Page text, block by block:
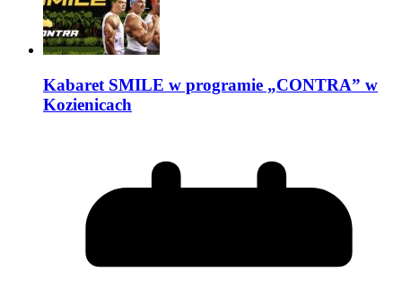
Kabaret SMILE w programie „CONTRA” w
Kozienicach